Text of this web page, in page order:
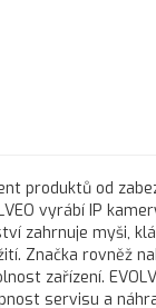
produktů od
vyrábí IP
zahrnuje myši,
Značka rovněž
zařízení.
servisu a